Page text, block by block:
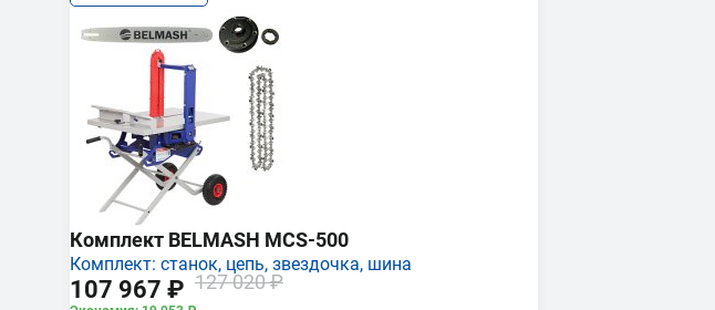
Комплект BELMASH MCS-500
Комплект: станок, цепь, звездочка, шина
107 967 ₽ 127 020 ₽